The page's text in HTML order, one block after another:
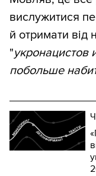
вислужитися
й отримати
"укронацистов
побольше